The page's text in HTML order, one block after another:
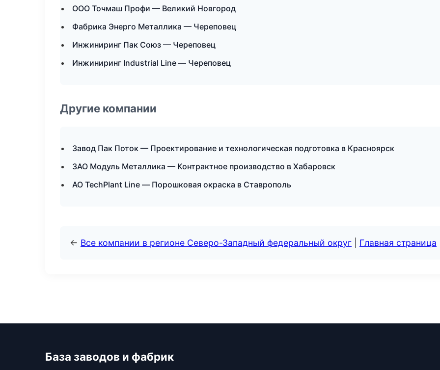
ООО Точмаш Профи — Великий Новгород
Фабрика Энерго Металлика — Череповец
Инжиниринг Пак Союз — Череповец
Инжиниринг Industrial Line — Череповец
Другие компании
Завод Пак Поток — Проектирование и технологическая подготовка в Красноярск
ЗАО Модуль Металлика — Контрактное производство в Хабаровск
АО TechPlant Line — Порошковая окраска в Ставрополь
← Все компании в регионе Северо-Западный федеральный округ Главная страница
База заводов и фабрик